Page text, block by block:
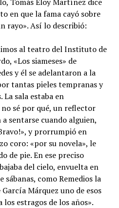
en que la fama cayó sobre
rayo». Así lo describió:
al teatro del Instituto de
«Los siameses» de
y él se adelantaron a la
tantas pieles tempranas y
sala estaba en
sé por qué, un reflector
sentarse cuando alguien,
y prorrumpió en
coro: «por su novela», le
de pie. En ese preciso
del cielo, envuelta en
como Remedios la
Márquez uno de esos
estragos de los años».